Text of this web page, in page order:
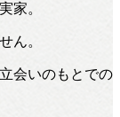
家。
ん。
会いのもとでの